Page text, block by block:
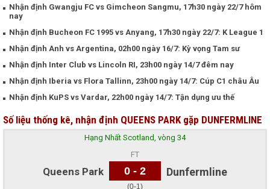
Nhận định Gwangju FC vs Gimcheon Sangmu, 17h30 ngày 22/7 hôm
nay
Nhận định Bucheon FC 1995 vs Anyang, 17h30 ngày 22/7: K League 1
Nhận định Anh vs Argentina, 02h00 ngày 16/7: Kỳ vọng Tam sư
Nhận định Inter Club vs Lincoln RI, 23h00 ngày 14/7 đêm nay
Nhận định Iberia vs Flora Tallinn, 23h00 ngày 14/7: Cúp C1 châu Âu
Nhận định KuPS vs Vardar, 22h00 ngày 14/7: Tận dụng ưu thế
Số liệu thống kê, nhận định QUEENS PARK gặp DUNFERMLINE
Hạng Nhất Scotland, vòng 34
Queens Park
FT
0 - 2
(0-1)
Dunfermline